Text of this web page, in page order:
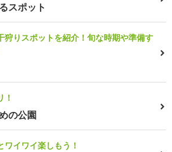
スポット
狩りスポットを紹介！旬な時期や準備す
！
の公園
ワイワイ楽しもう！